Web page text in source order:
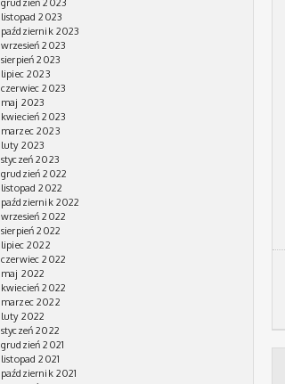
grudzień 2023
listopad 2023
październik 2023
wrzesień 2023
sierpień 2023
lipiec 2023
czerwiec 2023
maj 2023
kwiecień 2023
marzec 2023
luty 2023
styczeń 2023
grudzień 2022
listopad 2022
październik 2022
wrzesień 2022
sierpień 2022
lipiec 2022
czerwiec 2022
maj 2022
kwiecień 2022
marzec 2022
luty 2022
styczeń 2022
grudzień 2021
listopad 2021
październik 2021